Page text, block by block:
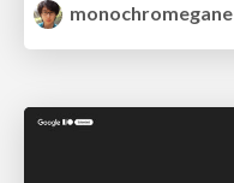
monochromegane